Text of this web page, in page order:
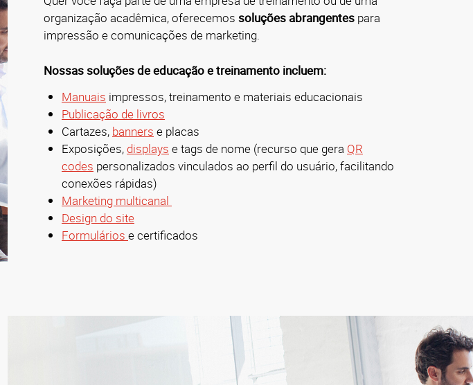
organização acadêmica, oferecemos soluções abrangentes para
impressão e comunicações de marketing.
Nossas soluções de educação e treinamento incluem:
Manuais impressos, treinamento e materiais educacionais
Publicação de livros
Cartazes, banners e placas
Exposições, displays e tags de nome (recurso que gera QR
codes personalizados vinculados ao perfil do usuário, facilitando
conexões rápidas)
Marketing multicanal
Design do site
Formulários e certificados